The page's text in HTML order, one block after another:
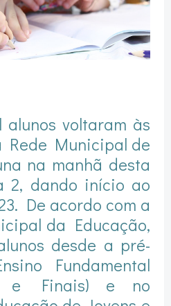
voltaram às
Rede Municipal de
na manhã desta
2, dando início ao
De acordo com a
da Educação,
desde a pré-
Fundamental
e Finais) e no